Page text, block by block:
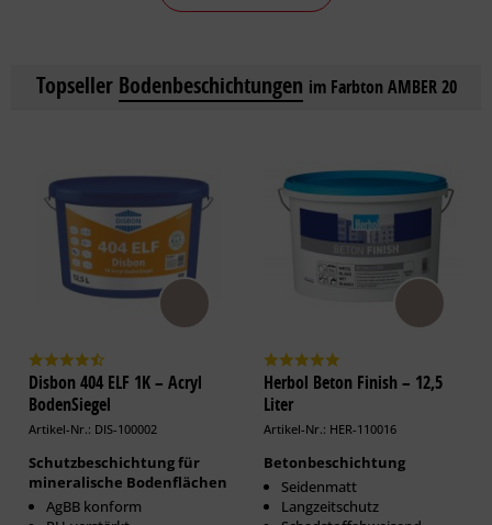
Topseller Bodenbeschichtungen im Farbton AMBER 20
Disbon 404 ELF 1K – Acryl
BodenSiegel
Artikel-Nr.: DIS-100002
Schutzbeschichtung für
mineralische Bodenflächen
AgBB konform
Herbol Beton Finish – 12,5
Liter
Artikel-Nr.: HER-110016
Betonbeschichtung
Seidenmatt
Langzeitschutz